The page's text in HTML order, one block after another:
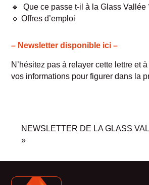
🔹 Que ce passe t-il à la Glass Vallée
🔹 Offres d’emploi
– Newsletter disponible ici –
N’hésitez pas à relayer cette lettre et
vos informations pour figurer dans la
NEWSLETTER DE LA GLASS
»